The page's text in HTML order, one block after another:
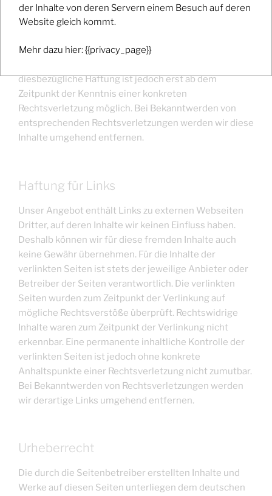
Informationen zu überwachen oder nach Umständen
zu forschen, die auf eine rechtswidrige Tätigkeit
Sperrung der Nutzung von Informationen nach den
diesbezügliche Haftung ist jedoch erst ab dem
Zeitpunkt der Kenntnis einer konkreten
Rechtsverletzung möglich. Bei Bekanntwerden von
entsprechenden Rechtsverletzungen werden wir diese
Inhalte umgehend entfernen.
Haftung für Links
Unser Angebot enthält Links zu externen Webseiten
Dritter, auf deren Inhalte wir keinen Einfluss haben.
Deshalb können wir für diese fremden Inhalte auch
keine Gewähr übernehmen. Für die Inhalte der
verlinkten Seiten ist stets der jeweilige Anbieter oder
Betreiber der Seiten verantwortlich. Die verlinkten
Seiten wurden zum Zeitpunkt der Verlinkung auf
mögliche Rechtsverstöße überprüft. Rechtswidrige
Inhalte waren zum Zeitpunkt der Verlinkung nicht
erkennbar. Eine permanente inhaltliche Kontrolle der
verlinkten Seiten ist jedoch ohne konkrete
Anhaltspunkte einer Rechtsverletzung nicht zumutbar.
Bei Bekanntwerden von Rechtsverletzungen werden
wir derartige Links umgehend entfernen.
Urheberrecht
Die durch die Seitenbetreiber erstellten Inhalte und
Werke auf diesen Seiten unterliegen dem deutschen
der Inhalte von deren Servern einem Besuch auf deren
Website gleich kommt.
Mehr dazu hier: {{privacy_page}}